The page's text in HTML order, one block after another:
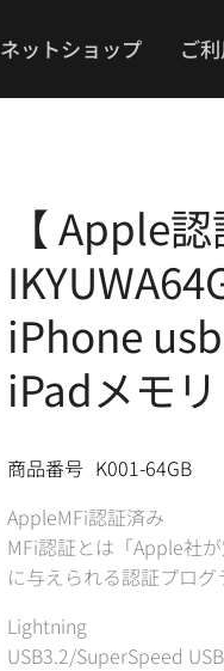
ネットショップ ご
【 Apple
iPhone
iPadメモリ
商品番号 K001-64GB
AppleMFi認証済み
MFi認証とは「Apple社
に与えられる認証プログ
Lightning
USB3.2/SuperSpeed